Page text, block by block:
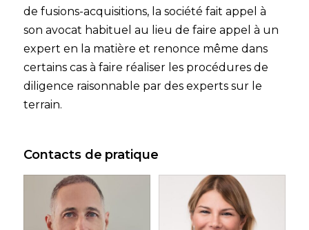
de fusions-acquisitions, la société fait appel à
son avocat habituel au lieu de faire appel à un
expert en la matière et renonce même dans
certains cas à faire réaliser les procédures de
diligence raisonnable par des experts sur le
terrain.
Contacts de pratique